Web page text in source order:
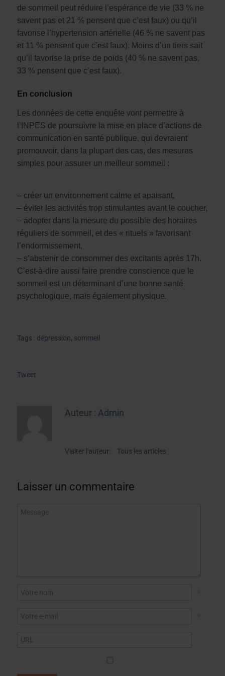
de sommeil peut réduire l’espérance de vie (33 % ne
savent pas et 21 % pensent que c’est faux) ou qu’il
favorise l’hypertension artérielle (46 % ne savent pas
et 11 % pensent que c’est faux). Moins d’un tiers sait
qu’il favorise la prise de poids (40 % ne savent pas,
33 % pensent que c’est faux).
En conclusion
Les données de cette enquête vont permettre à
l’INPES de poursuivre la mise en place d’actions de
communication en santé publique, qui devraient
promouvoir, dans la plupart des cas, des mesures
simples pour assurer un meilleur sommeil :
– créer un environnement calme et apaisant,
– éviter les activités trop stimulantes avant le coucher,
– adopter dans la mesure du possible des horaires
réguliers de sommeil, et des « rituels » favorisant
l’endormissement,
– s’abstenir de consommer des excitants après 17h.
C’est-à-dire aussi faire prendre conscience que le
sommeil est un déterminant d’une bonne santé
psychologique, mais également physique.
Tags : dépression, sommeil
Tweet
Auteur : Admin
Visiter l'auteur: Tous les articles
Laisser un commentaire